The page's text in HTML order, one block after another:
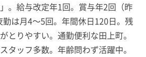
。給与改定年1回。賞与年2回（昨
は月4～5回。年間休日120日。残
とりやすい。通勤便利な田上町。
タッフ多数。年齢問わず活躍中。